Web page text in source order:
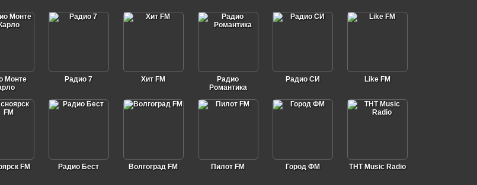
Монте
Радио 7 Хит FM
Радио
Романтика
Радио СИ Like FM
FM Радио Бест Волгоград FM Пилот FM Город ФМ ТНТ Music Radio